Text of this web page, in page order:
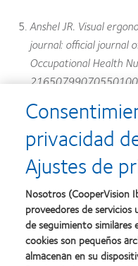
Anshel JR. Visual
journal: official journal
Occupational Health
Wu PC, Chen CT, Lin
Outdoor Light Intensity
Randomized Trial.
50. doi:10.1016/
privacidad
Ajustes de
Nosotros (CooperVision
proveedores de
de seguimiento similares
cookies son pequeños
almacenan en su